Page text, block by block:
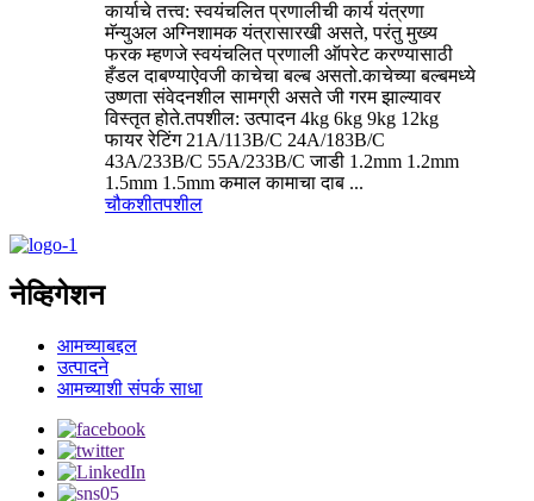
कार्याचे तत्त्व: स्वयंचलित प्रणालीची कार्य यंत्रणा
मॅन्युअल अग्निशामक यंत्रासारखी असते, परंतु मुख्य
फरक म्हणजे स्वयंचलित प्रणाली ऑपरेट करण्यासाठी
हँडल दाबण्याऐवजी काचेचा बल्ब असतो.काचेच्या बल्बमध्ये
उष्णता संवेदनशील सामग्री असते जी गरम झाल्यावर
विस्तृत होते.तपशील: उत्पादन 4kg 6kg 9kg 12kg
फायर रेटिंग 21A/113B/C 24A/183B/C
43A/233B/C 55A/233B/C जाडी 1.2mm 1.2mm
1.5mm 1.5mm कमाल कामाचा दाब ...
चौकशीतपशील
नेव्हिगेशन
आमच्याबद्दल
उत्पादने
आमच्याशी संपर्क साधा